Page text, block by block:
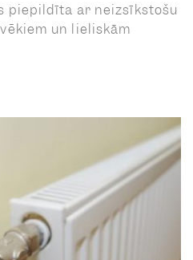
piepildīta ar neizsīkstošu
un lieliskām